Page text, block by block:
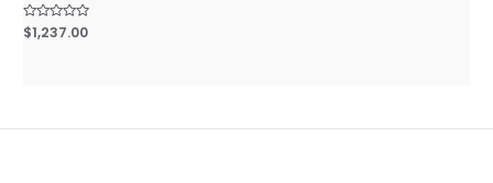
Rated
0
$1,237.00